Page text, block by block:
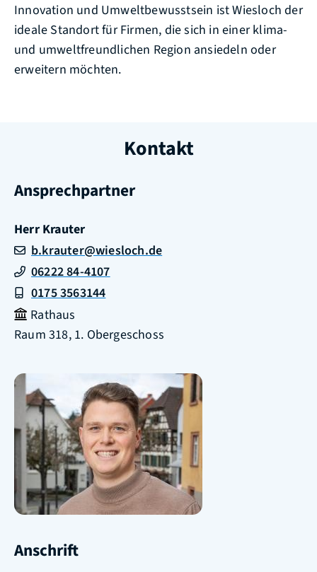
Innovation und Umweltbewusstsein ist Wiesloch der
ideale Standort für Firmen, die sich in einer klima-
und umweltfreundlichen Region ansiedeln oder
erweitern möchten.
Kontakt
Ansprechpartner
Herr Krauter
b.krauter@wiesloch.de
06222 84-4107
0175 3563144
Rathaus
Raum 318, 1. Obergeschoss
Anschrift